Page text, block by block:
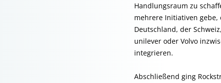
Handlungsraum zu
mehrere Initiativen gebe,
Deutschland, der
unilever oder Volvo
integrieren.
Abschließend ging